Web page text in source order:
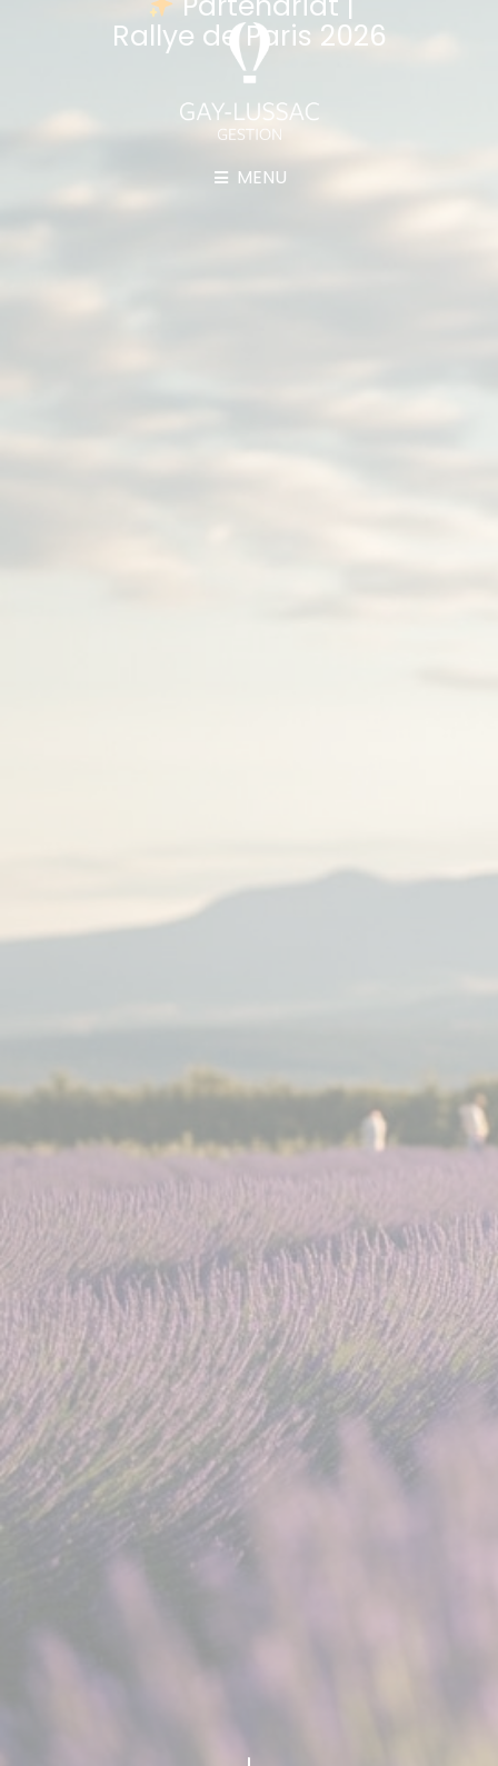
MENU
Rallye de Paris 2026